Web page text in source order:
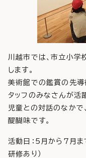
川越市では、市立小学
します。
美術館での鑑賞の先導
タッフのみなさんが活
児童との対話のなかで
醍醐味です。
活動日：5月から7月ま
研修あり）